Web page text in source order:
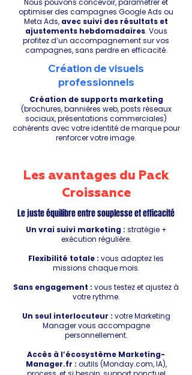
Nous pouvons concevoir, paramétrer et
optimiser des campagnes Google Ads ou
Meta Ads, avec suivi des résultats et
ajustements hebdomadaires. Vous
profitez d’un accompagnement sur vos
campagnes, sans perdre en efficacité.
Création de visuels
professionnels
Création de supports marketing
(brochures, bannières web, posts réseaux
sociaux, présentations commerciales)
cohérents avec votre identité de marque pour
renforcer votre image.
Les avantages du Pack
Croissance
Le juste équilibre entre souplesse et efficacité
Un vrai suivi marketing : stratégie +
exécution régulière.
Flexibilité totale : vous adaptez les
missions chaque mois.
Sans engagement : vous testez et ajustez à
votre rythme.
Un seul interlocuteur : votre Marketing
Manager vous accompagne
personnellement.
Accès à l’écosystème Marketing-
Manager.fr : outils (Monday.com, IA),